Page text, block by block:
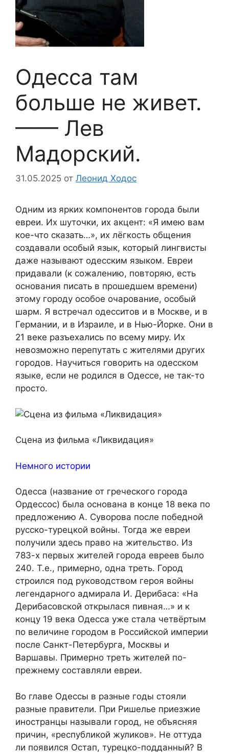
Одесса там
больше не живет.
—— Лев
Мадорский.
31.05.2025 от Леонид Ходос
Одним из ярких компонентов города были
евреи. Их шуточки, их акцент: «Я имею вам
кое-что сказать…», их лёгкость общения
создавали особый язык, который лингвисты
даже называют одесским языком. Евреи
придавали (к сожалению, повторяю, есть
основания писать в прошедшем времени)
этому городу особое очарование, особый
шарм. Я встречал одесситов и в Москве, и в
Германии, и в Израиле, и в Нью-Йорке. Они в
21 веке разъехались по всему миру. Их
невозможно перепутать с жителями других
городов. Научиться говорить на одесском
языке, если не родился в Одессе, не так-то
просто.
Сцена из фильма «Ликвидация»
Немного истории
Одесса (название от греческого города
Ордессос) была основана в конце 18 века по
предложению А. Суворова после победной
русско-турецкой войны. Тогда же евреи
получили здесь право на жительство. Из
783-х первых жителей города евреев было
240. Т.е., примерно, одна треть. Город
строился под руководством героя войны
легендарного адмирала И. Дерибаса: «На
Дерибасовской открылася пивная…» и к
концу 19 века Одесса уже стала четвёртым
по величине городом в Российской империи
после Санкт-Петербурга, Москвы и
Варшавы. Примерно треть жителей по-
прежнему составляли евреи.
Во главе Одессы в разные годы стояли
разные правители. При Ришелье приезжие
иностранцы называли город, не объясняя
причин, «республикой жуликов». Не оттуда
ли появился Остап, турецко-подданный? В